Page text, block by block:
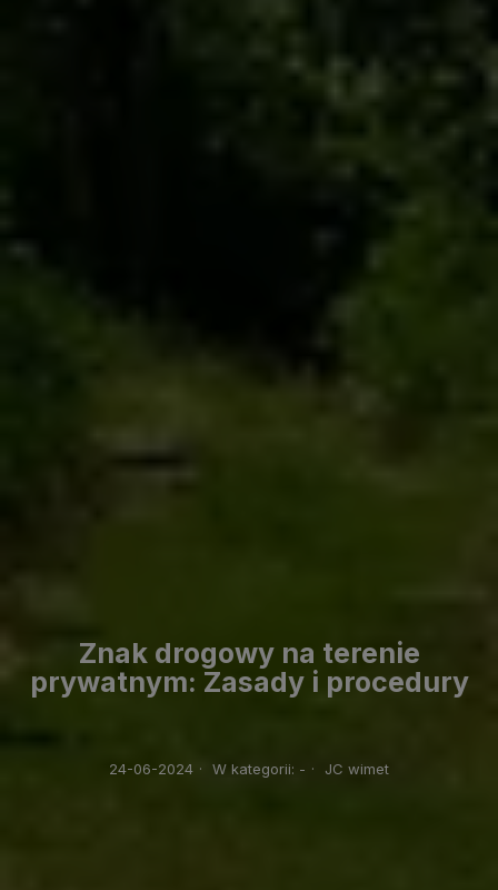
Znak drogowy na terenie
prywatnym: Zasady i procedury
24-06-2024 · W kategorii: - · JC wimet